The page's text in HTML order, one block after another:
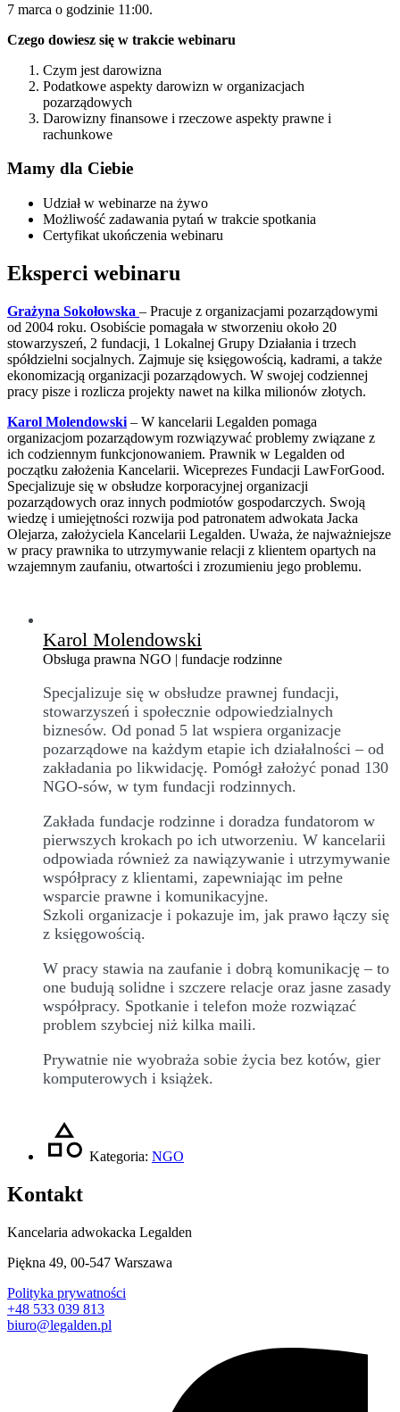
7 marca o godzinie 11:00.
Czego dowiesz się w trakcie webinaru
Czym jest darowizna
Podatkowe aspekty darowizn w organizacjach
pozarządowych
Darowizny finansowe i rzeczowe aspekty prawne i
rachunkowe
Mamy dla Ciebie
Udział w webinarze na żywo
Możliwość zadawania pytań w trakcie spotkania
Certyfikat ukończenia webinaru
Eksperci webinaru
Grażyna Sokołowska – Pracuje z organizacjami pozarządowymi
od 2004 roku. Osobiście pomagała w stworzeniu około 20
stowarzyszeń, 2 fundacji, 1 Lokalnej Grupy Działania i trzech
spółdzielni socjalnych. Zajmuje się księgowością, kadrami, a także
ekonomizacją organizacji pozarządowych. W swojej codziennej
pracy pisze i rozlicza projekty nawet na kilka milionów złotych.
Karol Molendowski – W kancelarii Legalden pomaga
organizacjom pozarządowym rozwiązywać problemy związane z
ich codziennym funkcjonowaniem. Prawnik w Legalden od
początku założenia Kancelarii. Wiceprezes Fundacji LawForGood.
Specjalizuje się w obsłudze korporacyjnej organizacji
pozarządowych oraz innych podmiotów gospodarczych. Swoją
wiedzę i umiejętności rozwija pod patronatem adwokata Jacka
Olejarza, założyciela Kancelarii Legalden. Uważa, że najważniejsze
w pracy prawnika to utrzymywanie relacji z klientem opartych na
wzajemnym zaufaniu, otwartości i zrozumieniu jego problemu.
Karol Molendowski
Specjalizuje się w obsłudze prawnej fundacji,
stowarzyszeń i społecznie odpowiedzialnych
biznesów. Od ponad 5 lat wspiera organizacje
pozarządowe na każdym etapie ich działalności – od
zakładania po likwidację. Pomógł założyć ponad 130
NGO-sów, w tym fundacji rodzinnych.
Zakłada fundacje rodzinne i doradza fundatorom w
pierwszych krokach po ich utworzeniu. W kancelarii
odpowiada również za nawiązywanie i utrzymywanie
współpracy z klientami, zapewniając im pełne
wsparcie prawne i komunikacyjne.
Szkoli organizacje i pokazuje im, jak prawo łączy się
z księgowością.
W pracy stawia na zaufanie i dobrą komunikację – to
one budują solidne i szczere relacje oraz jasne zasady
współpracy. Spotkanie i telefon może rozwiązać
problem szybciej niż kilka maili.
Prywatnie nie wyobraża sobie życia bez kotów, gier
komputerowych i książek.
Obsługa prawna NGO | fundacje rodzinne
Kategoria: NGO
Kontakt
Kancelaria adwokacka Legalden
Piękna 49, 00-547 Warszawa
Polityka prywatności
+48 533 039 813
biuro@legalden.pl